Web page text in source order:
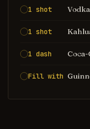
1 shot Vodka
1 shot
1 dash
Fill with